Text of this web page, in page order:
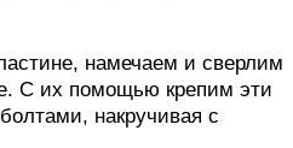
намечаем и сверлим
С их помощью крепим эти
накручивая с